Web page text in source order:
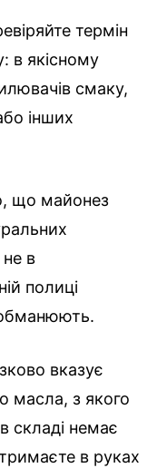
термін
в якісному
смаку,
інших
що майонез
не в
полиці
вказує
масла, з якого
складі немає
в руках